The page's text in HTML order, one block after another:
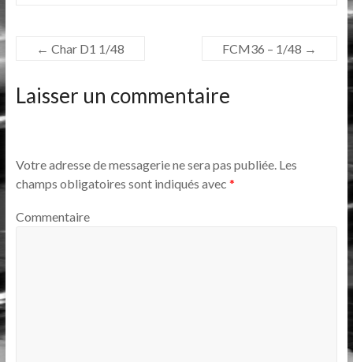
← Char D1 1/48 FCM36 – 1/48 →
Laisser un commentaire
Votre adresse de messagerie ne sera pas publiée.Les
champs obligatoires sont indiqués avec *
Commentaire